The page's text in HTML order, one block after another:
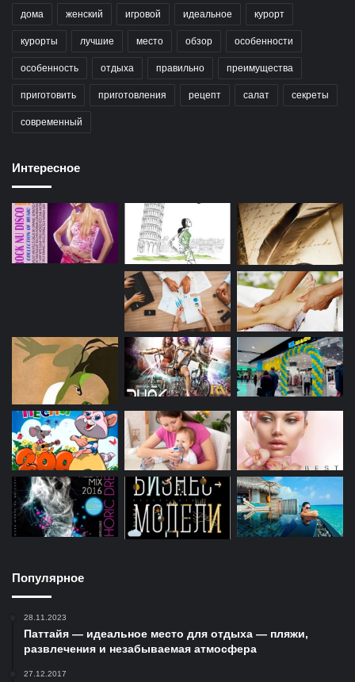
дома женский игровой идеальное курорт
курорты лучшие место обзор особенности
особенность отдыха правильно преимущества
приготовить приготовления рецепт салат секреты
современный
Интересное
Популярное
28.11.2023
Паттайя — идеальное место для отдыха — пляжи,
развлечения и незабываемая атмосфера
27.12.2017